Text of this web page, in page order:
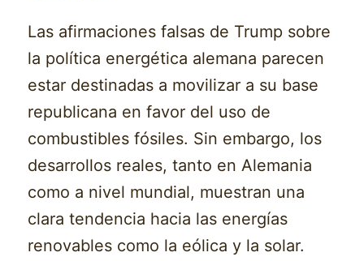
Las afirmaciones falsas de Trump sobre
la política energética alemana parecen
estar destinadas a movilizar a su base
republicana en favor del uso de
combustibles fósiles. Sin embargo, los
desarrollos reales, tanto en Alemania
como a nivel mundial, muestran una
clara tendencia hacia las energías
renovables como la eólica y la solar.